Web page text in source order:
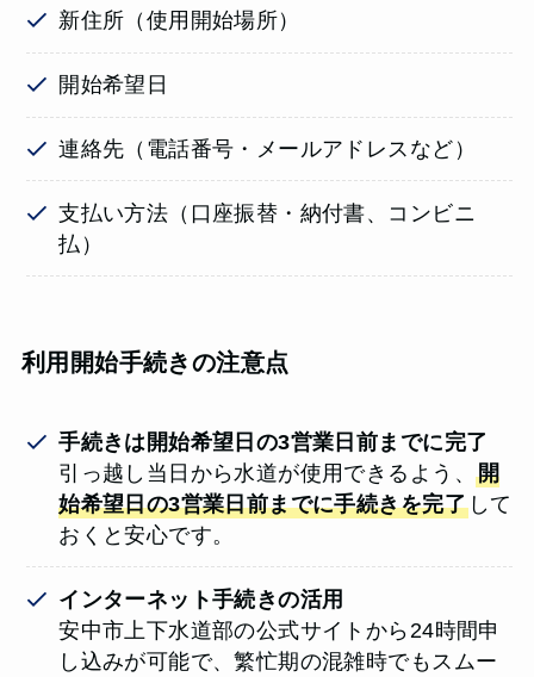
新住所（使用開始場所）
開始希望日
連絡先（電話番号・メールアドレスなど）
支払い方法（口座振替・納付書、コンビニ
払）
利用開始手続きの注意点
手続きは開始希望日の3営業日前までに完了
引っ越し当日から水道が使用できるよう、 開
始希望日の3営業日前までに手続きを完了して
おくと安心です。
インターネット手続きの活用
安中市上下水道部の公式サイトから24時間申
し込みが可能で、繁忙期の混雑時でもスムー